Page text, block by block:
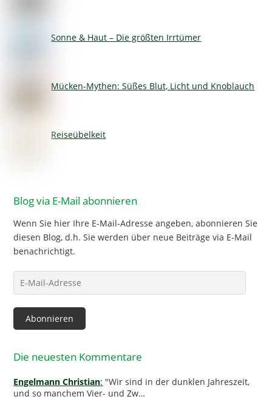
Sonne & Haut – Die größten Irrtümer
Mücken-Mythen: Süßes Blut, Licht und Knoblauch
Reiseübelkeit
Blog via E-Mail abonnieren
Wenn Sie hier Ihre E-Mail-Adresse angeben, abonnieren Sie
diesen Blog, d.h. Sie werden über neue Beiträge via E-Mail
benachrichtigt.
E-
Mail-
Adresse
Abonnieren
Die neuesten Kommentare
Engelmann Christian: "Wir sind in der dunklen Jahreszeit,
und so manchem Vier- und Zw…